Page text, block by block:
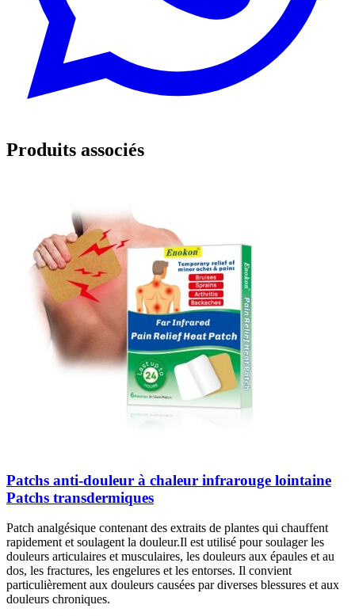
Produits associés
Patchs anti-douleur à chaleur infrarouge lointaine
Patchs transdermiques
Patch analgésique contenant des extraits de plantes qui chauffent
rapidement et soulagent la douleur.Il est utilisé pour soulager les
douleurs articulaires et musculaires, les douleurs aux épaules et au
dos, les fractures, les engelures et les entorses. Il convient
particulièrement aux douleurs causées par diverses blessures et aux
douleurs chroniques.